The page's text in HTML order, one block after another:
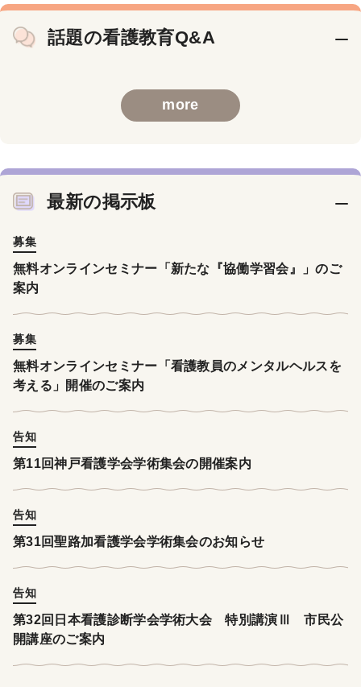
話題の看護教育Q&A
more
最新の掲示板
募集
無料オンラインセミナー「新たな『協働学習会』」のご
案内
募集
無料オンラインセミナー「看護教員のメンタルヘルスを
考える」開催のご案内
告知
第11回神戸看護学会学術集会の開催案内
告知
第31回聖路加看護学会学術集会のお知らせ
告知
第32回日本看護診断学会学術大会 特別講演Ⅲ 市民公
開講座のご案内